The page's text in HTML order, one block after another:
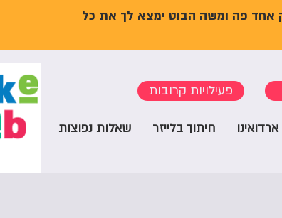
אחד פה ומשה הבוט ימצא לך את כל
פעילויות קרובות
חיתוך בלייזר שאלות נפוצות